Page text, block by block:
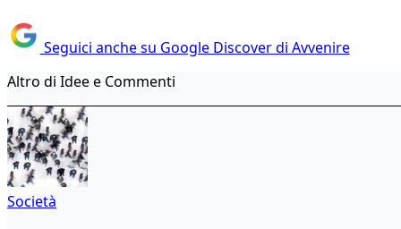
Seguici anche su Google Discover di Avvenire
Altro di Idee e Commenti
Società